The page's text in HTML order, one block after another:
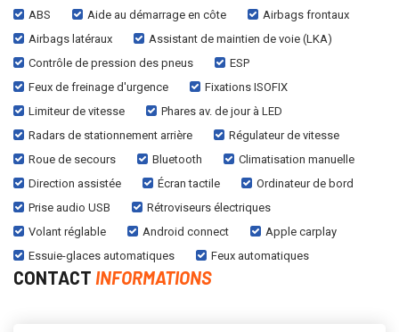
ABS Aide au démarrage en côte
Airbags frontaux
Airbags latéraux
Assistant de maintien de voie (LKA)
Contrôle de pression des pneus
ESP
Feux de freinage d'urgence
Fixations ISOFIX
Limiteur de vitesse
Phares av. de jour à LED
Radars de stationnement arrière
Régulateur de vitesse
Roue de secours
Bluetooth
Climatisation manuelle
Direction assistée
Écran tactile
Ordinateur de bord
Prise audio USB
Rétroviseurs électriques
Volant réglable
Android connect
Apple carplay
Essuie-glaces automatiques
Feux automatiques
CONTACT INFORMATIONS